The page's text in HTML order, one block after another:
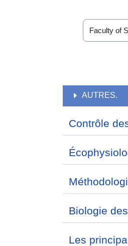
Course
AUTRES.
Contrôle
Biologie
Les